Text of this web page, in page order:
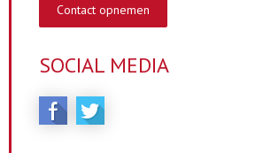
Contact opnemen
SOCIAL MEDIA